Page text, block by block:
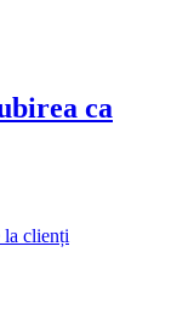
ca
la clienți